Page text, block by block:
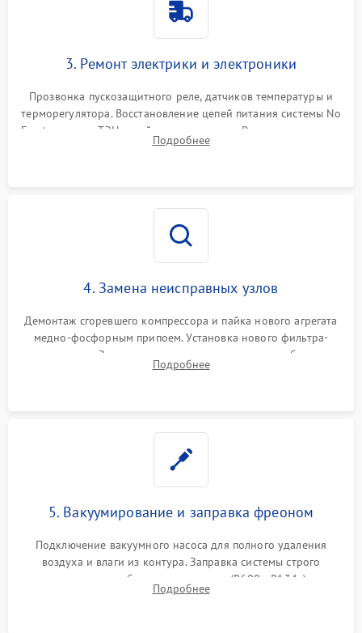
3. Ремонт электрики и электроники
Прозвонка пускозащитного реле, датчиков температуры и
терморегулятора. Восстановление цепей питания системы No
Frost, включая ТЭН оттайки и вентилятор. Ремонт или замена
платы управления при сбоях алгоритмов.
Подробнее
4. Замена неисправных узлов
Демонтаж сгоревшего компрессора и пайка нового агрегата
медно-фосфорным припоем. Установка нового фильтра-
осушителя. Замена изношенных вентиляторов обдува,
сломанных заслонок или поврежденных дверных петель.
Подробнее
5. Вакуумирование и заправка фреоном
Подключение вакуумного насоса для полного удаления
воздуха и влаги из контура. Заправка системы строго
дозированным объемом хладагента (R600a, R134a) по
электронным весам. Контроль рабочего давления в системе.
Подробнее